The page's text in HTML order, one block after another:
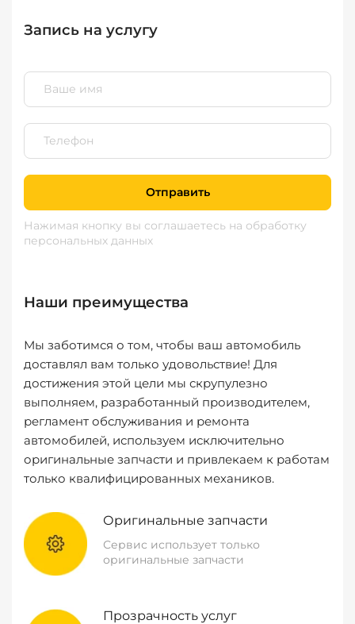
Запись на услугу
Отправить
Нажимая кнопку вы соглашаетесь на обработку
персональных данных
Наши преимущества
Мы заботимся о том, чтобы ваш автомобиль
доставлял вам только удовольствие! Для
достижения этой цели мы скрупулезно
выполняем, разработанный производителем,
регламент обслуживания и ремонта
автомобилей, используем исключительно
оригинальные запчасти и привлекаем к работам
только квалифицированных механиков.
Оригинальные запчасти
Сервис использует только
оригинальные запчасти
Прозрачность услуг